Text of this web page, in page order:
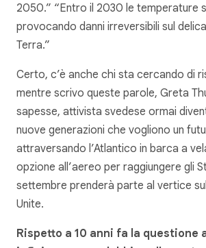
2050.” “Entro il 2030 le temperature
provocando danni irreversibili sul
Terra.”
Certo, c’è anche chi sta cercando di
mentre scrivo queste parole, Greta
sapesse, attivista svedese ormai
nuove generazioni che vogliono un
attraversando l’Atlantico in barca a
opzione all’aereo per raggiungere gli
settembre prenderà parte al vertice
Unite.
Rispetto a 10 anni fa la questione